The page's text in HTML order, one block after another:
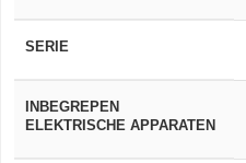
SERIE
INBEGREPEN
ELEKTRISCHE APPARATEN